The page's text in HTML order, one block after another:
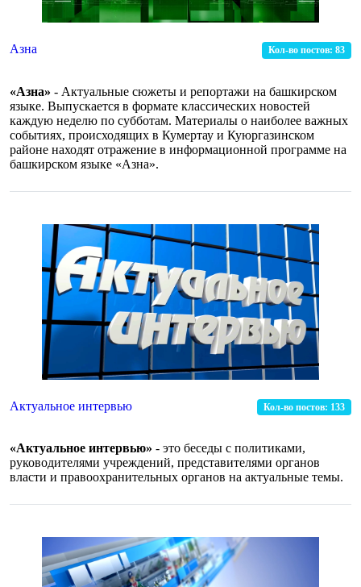
Азна Кол-во постов: 83
«Азна» - Актуальные сюжеты и репортажи на башкирском
языке. Выпускается в формате классических новостей
каждую неделю по субботам. Материалы о наиболее важных
событиях, происходящих в Кумертау и Куюргазинском
районе находят отражение в информационной программе на
башкирском языке «Азна».
Актуальное интервью Кол-во постов: 133
«Актуальное интервью» - это беседы с политиками,
руководителями учреждений, представителями органов
власти и правоохранительных органов на актуальные темы.